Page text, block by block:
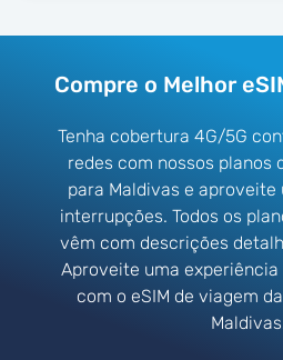
Compre o Melhor
Tenha cobertura 4G/5G
redes com nossos planos
para Maldivas e aproveite
interrupções. Todos os
vêm com descrições
Aproveite uma
com o eSIM de viagem